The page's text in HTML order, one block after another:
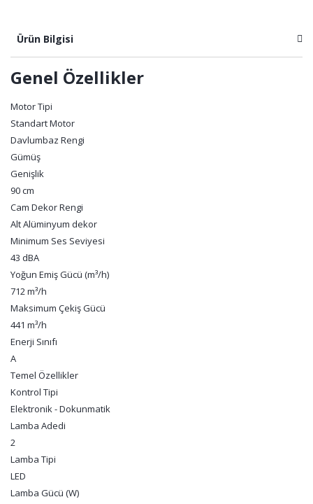
Ürün Bilgisi
Genel Özellikler
Motor Tipi
Standart Motor
Davlumbaz Rengi
Gümüş
Genişlik
90 cm
Cam Dekor Rengi
Alt Alüminyum dekor
Minimum Ses Seviyesi
43 dBA
Yoğun Emiş Gücü (m³/h)
712 m³/h
Maksimum Çekiş Gücü
441 m³/h
Enerji Sınıfı
A
Temel Özellikler
Kontrol Tipi
Elektronik - Dokunmatik
Lamba Adedi
2
Lamba Tipi
LED
Lamba Gücü (W)